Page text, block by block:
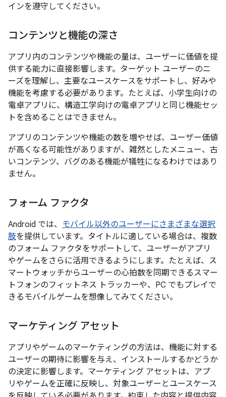
インを遵守してください。
コンテンツと機能の深さ
アプリ内のコンテンツや機能の量は、ユーザーに価値を提
供する能力に直接影響します。ターゲット ユーザーのニ
ーズを理解し、主要なユースケースをサポートし、好みや
機能を考慮する必要があります。たとえば、小学生向けの
電卓アプリに、構造工学向けの電卓アプリと同じ機能セッ
トを含めることはできません。
アプリのコンテンツや機能の数を増やせば、ユーザー価値
が高くなる可能性がありますが、雑然としたメニュー、古
いコンテンツ、バグのある機能が犠牲になるわけではあり
ません。
フォーム ファクタ
Android では、 モバイル以外のユーザーにさまざまな選択
肢を提供しています。タイトルに適している場合は、複数
のフォーム ファクタをサポートして、ユーザーがアプリ
やゲームをさらに活用できるようにします。たとえば、ス
マートウォッチからユーザーの心拍数を同期できるスマー
トフォンのフィットネス トラッカーや、PC でもプレイで
きるモバイルゲームを想像してみてください。
マーケティング アセット
アプリやゲームのマーケティングの方法は、機能に対する
ユーザーの期待に影響を与え、インストールするかどうか
の決定に影響します。マーケティング アセットは、アプ
リやゲームを正確に反映し、対象ユーザーとユースケース